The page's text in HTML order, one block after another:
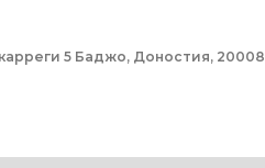
5 Баджо, Доностия, 20008